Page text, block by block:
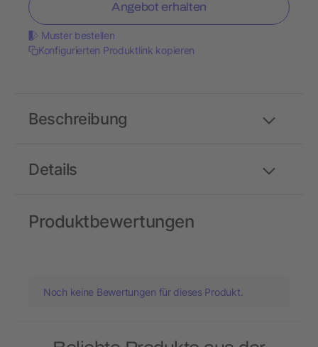
Angebot erhalten
Muster bestellen
Konfigurierten Produktlink kopieren
Details
Beschreibung
Produktbewertungen
Noch keine Bewertungen für dieses Produkt.